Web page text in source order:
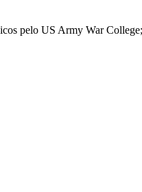
pelo US Army War